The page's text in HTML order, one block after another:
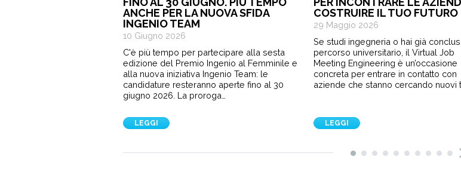
ANCHE PER LA NUOVA SFIDA
INGENIO TEAM
10 Giugno 2026
C'è più tempo per partecipare alla sesta
edizione del Premio Ingenio al Femminile e
alla nuova iniziativa Ingenio Team: le
candidature resteranno aperte fino al 30
giugno 2026. La proroga…
LEGGI
COSTRUIRE IL TUO FUTURO
29 Maggio 2026
Se studi ingegneria o hai già
percorso universitario, il Virtual Job
Meeting Engineering è un’occasione
concreta per entrare in contatto con
aziende che stanno cercando nuovi
LEGGI